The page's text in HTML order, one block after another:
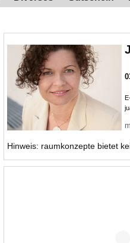
Hinweis: raumkonzepte bietet